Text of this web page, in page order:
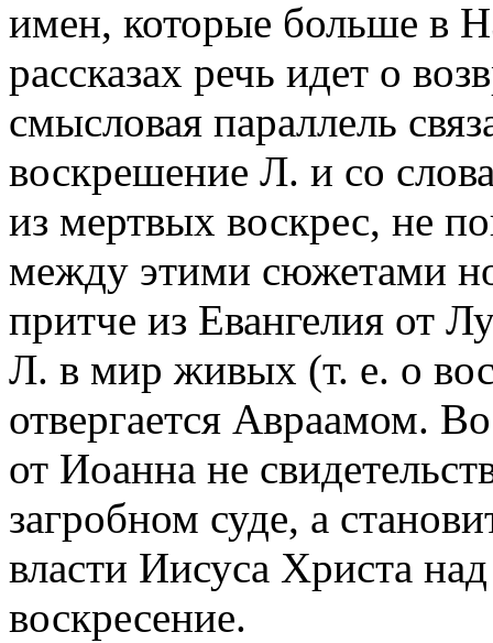
имен, которые больше в
рассказах речь идет о
смысловая параллель
воскрешение Л. и со
из мертвых воскрес, не
между этими сюжетами
притче из Евангелия от
Л. в мир живых (т. е. о
отвергается Авраамом.
от Иоанна не
загробном суде, а
власти Иисуса Христа
воскресение.